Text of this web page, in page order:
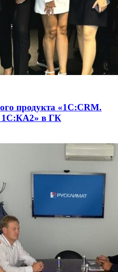
продукта «1С:CRM.
1С:КА2» в ГК